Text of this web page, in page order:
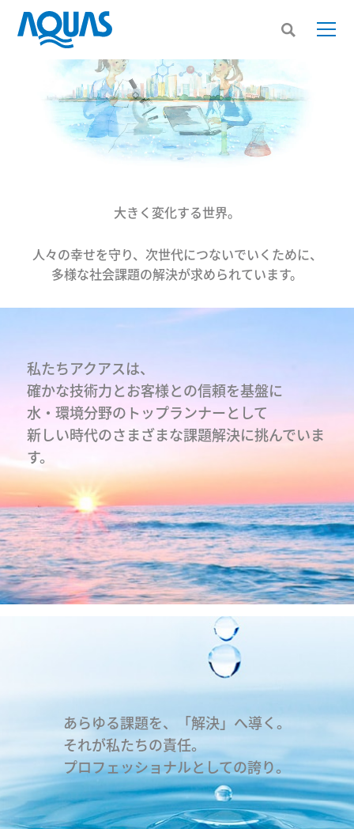
⼤きく変化する世界。
⼈々の幸せを守り、次世代につないでいくために、
多様な社会課題の解決が求められています。
私たちアクアスは、
確かな技術⼒とお客様との信頼を基盤に
⽔・環境分野のトップランナーとして
新しい時代のさまざまな課題解決に挑んでいま
す。
あらゆる課題を、「解決」へ導く。
それが私たちの責任。
プロフェッショナルとしての誇り。